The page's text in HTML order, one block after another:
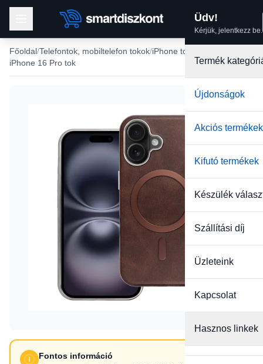
Üdv!
Kérjük, jelentkezz be.
Termék
Újdonságok
Akciós termékek
Kifutó termékek
Készülék
Szállítási díj
Üzleteink
Kapcsolat
Hasznos linkek
Főoldal Telefontok, mobiltelefon tokok iPhone tokok
iPhone 16 Pro tok
Fontos információ